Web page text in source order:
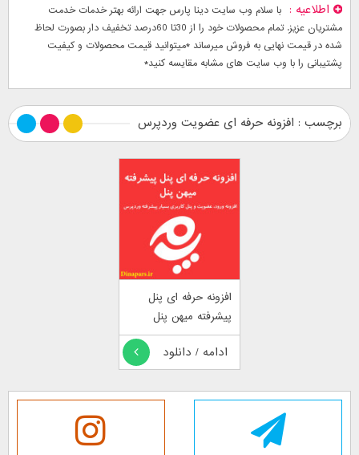
اطلاعیه
با سلام وب سایت دینا پارس جهت ارائه بهتر خدمات خدمت
مشتریان عزیز. تمام محصولات خود را از 30تا 60درصد تخفیف دار بصورت لحاظ
شده در قیمت نهایی به فروش میرساند *میتوانید قیمت محصولات و کیفیت
پشتیبانی را با وب سایت های مشابه مقایسه کنید*
برچسب : افزونه حرفه ای عضویت وردپرس
افزونه حرفه ای پنل
پیشرفته میهن پنل
ادامه / دانلود